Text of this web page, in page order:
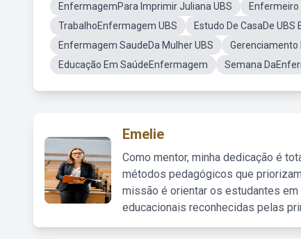
EnfermagemPara Imprimir Juliana UBS
Enfermeiro
TrabalhoEnfermagem UBS
Estudo De CasaDe
Enfermagem SaudeDa Mulher UBS
Gerenciamento
Educação Em SaúdeEnfermagem
Semana
Emelie
Como mentor, minha dedicação é
métodos pedagógicos que
missão é orientar os estudantes em
educacionais reconhecidas pelas